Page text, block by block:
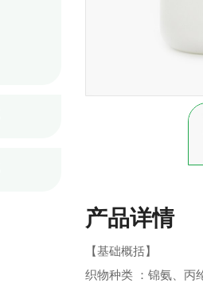
产品详情
【基础概括】
织物种类 ：锦氨、丙